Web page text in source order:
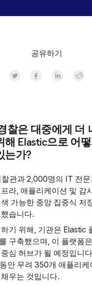
공유하기
Share on Twitter
Share onShare on
찰은 대중에게 더
해 Elastic으로 어
는가?
관과 2,000명의 IT 전문
라, 애플리케이션 및 감
가능한 중앙 집중식 저
습니다.
기 위해, 기관은 Elastic
구축했으며, 이 플랫폼
심 허브가 될 예정입니
안 무려 350개 애플리케
우는 것입니다.